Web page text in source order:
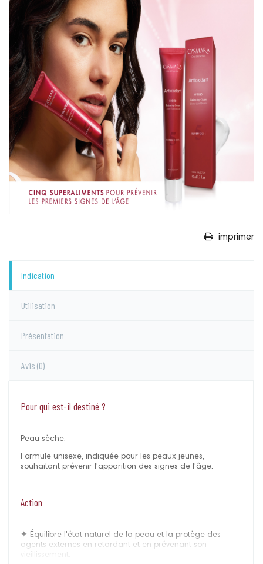
imprimer
Indication
Utilisation
Présentation
Avis (0)
Pour qui est-il destiné ?
Peau sèche.
Formule unisexe, indiquée pour les peaux jeunes,
souhaitant prévenir l'apparition des signes de l'âge.
Action
✦ Équilibre l'état naturel de la peau et la protège des
agents externes en retardant et en prévenant son